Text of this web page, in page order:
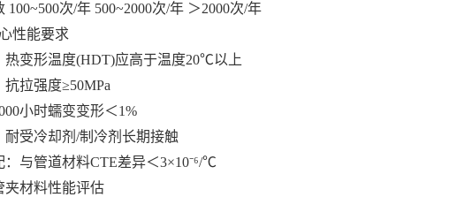
100~500次/年 500~2000次/年 ＞2000次/年
性能要求
热变形温度(HDT)应高于温度20℃以上
拉强度≥50MPa
小时蠕变变形＜1%
耐受冷却剂/制冷剂长期接触
：与管道材料CTE差异＜3×10⁻⁶/℃
夹材料性能评估